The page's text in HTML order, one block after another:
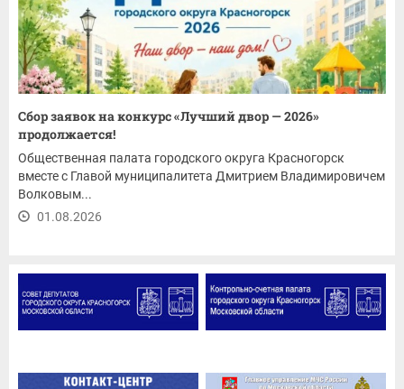
Сбор заявок на конкурс «Лучший двор — 2026»
продолжается!
Общественная палата городского округа Красногорск
вместе с Главой муниципалитета Дмитрием Владимировичем
Волковым...
01.08.2026